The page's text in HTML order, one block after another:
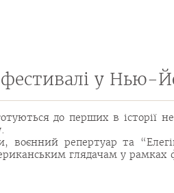
у Нью-
до перших в історії
репертуар та
глядачам у